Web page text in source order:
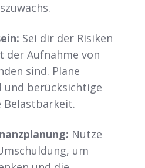
Sei dir der Risiken
der Aufnahme von
sind. Plane
und berücksichtige
Belastbarkeit.
Nutze
um